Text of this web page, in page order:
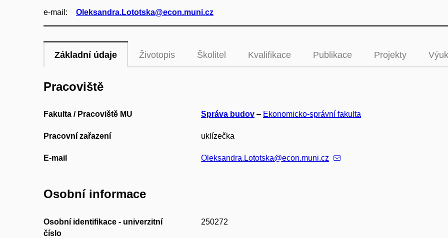
e‑mail: Oleksandra.Lototska@econ.muni.cz
Základní údaje Životopis Školitel Kvalifikace Publikace Projekty
Pracoviště
Fakulta / Pracoviště MU Správa budov – Ekonomicko-správní fakulta
Pracovní zařazení uklízečka
E-mail Oleksandra.Lototska@econ.muni.cz
Osobní informace
Osobní identifikace - univerzitní
číslo
250272